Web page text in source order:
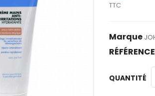
TTC
Marque
RÉFÉRENCE
QUANTITÉ